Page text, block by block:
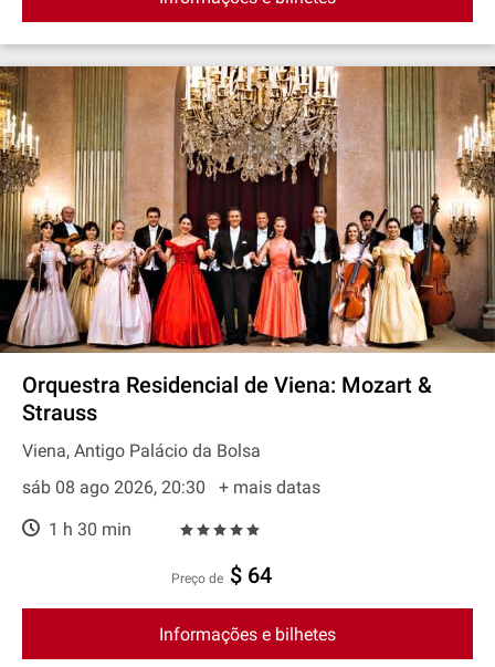
Orquestra Residencial de Viena: Mozart &
Strauss
Viena, Antigo Palácio da Bolsa
sáb 08 ago 2026, 20:30
+ mais datas
1 h 30 min
preço de $ 64
Informações e bilhetes